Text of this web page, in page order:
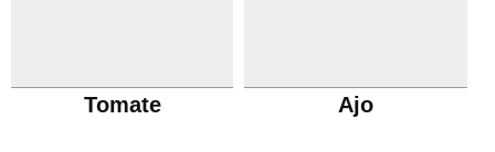
Tomate Ajo